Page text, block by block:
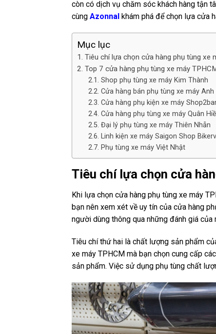
còn có dịch vụ chăm sóc khách hàng tận
cùng Azonnal khám phá để chọn lựa cửa
Mục lục
Tiêu chí lựa chọn cửa hàng phụ tùng xe
Top 7 cửa hàng phụ tùng xe máy
Shop phụ tùng xe máy Kim Thành
Cửa hàng bán phụ tùng xe máy Anh
Cửa hàng phụ kiện xe máy
Cửa hàng phụ tùng xe máy Quân
Đại lý phụ tùng xe máy Thiên Nhẫn
Linh kiện xe máy Saigon Shop
Phụ tùng xe máy Việt Nhật
Tiêu chí lựa chọn cửa
Khi lựa chọn cửa hàng phụ tùng xe máy
bạn nên xem xét về uy tín của cửa hàng
người dùng thông qua những đánh giá của
Tiêu chí thứ hai là chất lượng sản phẩm
xe máy TPHCM mà bạn chọn cung cấp
sản phẩm. Việc sử dụng phụ tùng chất